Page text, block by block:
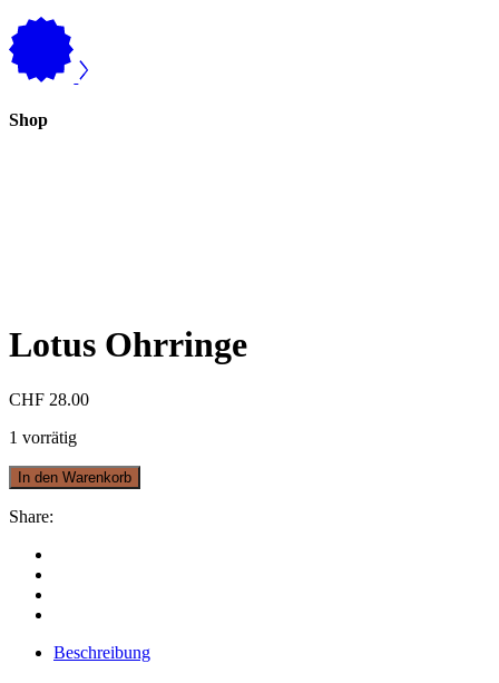
Shop
Lotus Ohrringe
CHF 28.00
1 vorrätig
In den Warenkorb
Share:
Beschreibung